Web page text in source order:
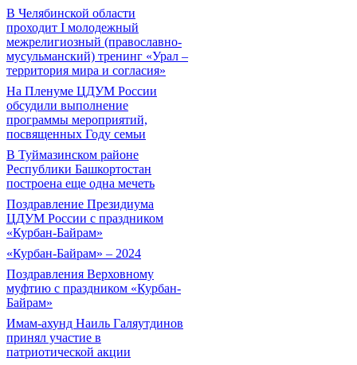
В Челябинской области
проходит I молодежный
межрелигиозный (православно-
мусульманский) тренинг «Урал –
территория мира и согласия»
На Пленуме ЦДУМ России
обсудили выполнение
программы мероприятий,
посвященных Году семьи
В Туймазинском районе
Республики Башкортостан
построена еще одна мечеть
Поздравление Президиума
ЦДУМ России с праздником
«Курбан-Байрам»
«Курбан-Байрам» – 2024
Поздравления Верховному
муфтию с праздником «Курбан-
Байрам»
Имам-ахунд Наиль Галяутдинов
принял участие в
патриотической акции